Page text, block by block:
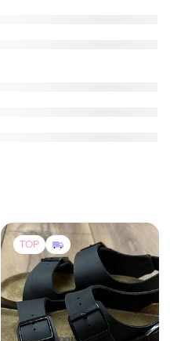
Сандалі жіночі birkenstock
milano
TOP